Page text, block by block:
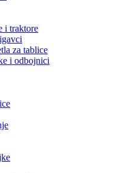
i traktore
za tablice
i odbojnici